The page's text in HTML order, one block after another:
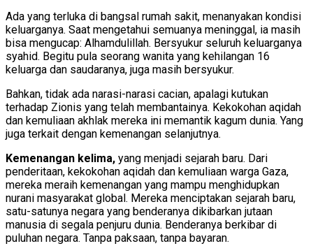
Ada yang terluka di bangsal rumah sakit, menanyakan kondisi
keluarganya. Saat mengetahui semuanya meninggal, ia masih
bisa mengucap: Alhamdulillah. Bersyukur seluruh keluarganya
syahid. Begitu pula seorang wanita yang kehilangan 16
keluarga dan saudaranya, juga masih bersyukur.
Bahkan, tidak ada narasi-narasi cacian, apalagi kutukan
terhadap Zionis yang telah membantainya. Kekokohan aqidah
dan kemuliaan akhlak mereka ini memantik kagum dunia. Yang
juga terkait dengan kemenangan selanjutnya.
Kemenangan kelima, yang menjadi sejarah baru. Dari
penderitaan, kekokohan aqidah dan kemuliaan warga Gaza,
mereka meraih kemenangan yang mampu menghidupkan
nurani masyarakat global. Mereka menciptakan sejarah baru,
satu-satunya negara yang benderanya dikibarkan jutaan
manusia di segala penjuru dunia. Benderanya berkibar di
puluhan negara. Tanpa paksaan, tanpa bayaran.